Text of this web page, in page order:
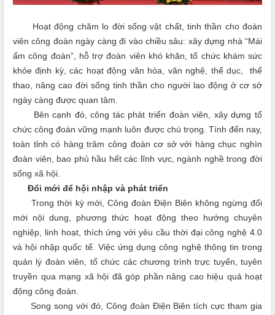
Hoạt động chăm lo đời sống vật chất, tinh thần cho đoàn
viên công đoàn ngày càng đi vào chiều sâu: xây dựng nhà “Mái
ấm công đoàn”, hỗ trợ đoàn viên khó khăn, tổ chức khám sức
khỏe định kỳ, các hoạt động văn hóa, văn nghệ, thể dục, thể
thao, nâng cao đời sống tinh thần cho người lao động ở cơ sở
ngày càng được quan tâm.
Bên cạnh đó, công tác phát triển đoàn viên, xây dựng tổ
chức công đoàn vững mạnh luôn được chú trọng. Tính đến nay,
toàn tỉnh có hàng trăm công đoàn cơ sở với hàng chục nghìn
đoàn viên, bao phủ hầu hết các lĩnh vực, ngành nghề trong đời
sống xã hội.
Đổi mới để hội nhập và phát triển
Trong thời kỳ mới, Công đoàn Điện Biên không ngừng đổi
mới nội dung, phương thức hoạt động theo hướng chuyên
nghiệp, linh hoạt, thích ứng với yêu cầu thời đại công nghệ 4.0
và hội nhập quốc tế. Việc ứng dụng công nghệ thông tin trong
quản lý đoàn viên, tổ chức các chương trình trực tuyến, tuyên
truyền qua mạng xã hội đã góp phần nâng cao hiệu quả hoạt
động công đoàn.
Song song với đó, Công đoàn Điện Biên tích cực tham gia